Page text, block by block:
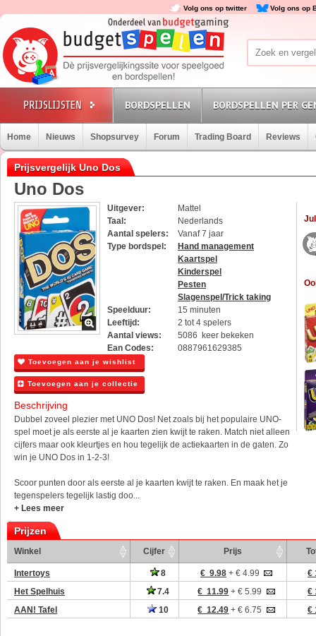
Volg ons op twitter Volg ons op
BORDSPELLEN BORDSPELLEN PER
Home Nieuws Shopsurvey Forum Trading Board Reviews
Prijsvergelijk Uno Dos
Uno Dos
Uitgever:
Mattel
Taal:
Nederlands
Aantal spelers:
Vanaf 7 jaar
Type bordspel:
Hand management
Kaartspel
Kinderspel
Pesten
Slagenspel/Trick taking
Speelduur:
15 minuten
Leeftijd:
2 tot 4 spelers
Aantal views:
5086 keer bekeken
Ean Codes:
0887961629385
Toevoegen aan je wishlist
Toevoegen aan je collectie
Beschrijving
Dubbel zoveel plezier met UNO Dos! Net zoals bij het populaire UNO-
spel moet je als eerste al je kaarten zien kwijt te raken. Match niet alleen
cijfers maar ook kleurtjes en hou tegelijk de actiekaarten in de gaten. Zo
win je UNO Dos in 1-2-3!
Scoor punten door als eerste al je kaarten kwijt te raken. En maak het je
tegenspelers tegelijk lastig doo...
+ Lees meer
Prijzen
Winkel Cijfer Prijs
Intertoys 8 € 9.98 + € 4.99
€
Het Spelhuis
7.4 € 11.99 + € 5.99
€
AAN! Tafel
10 € 12.49 + € 6.75 €